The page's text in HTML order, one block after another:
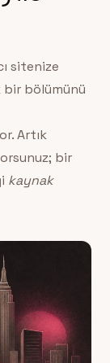
sitenize
bir bölümünü
Artık
bir
kaynak